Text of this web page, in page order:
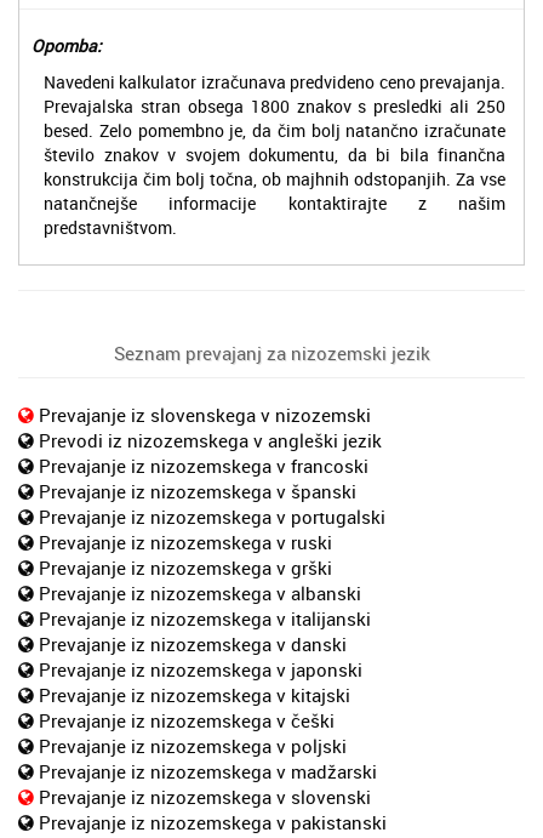
Opomba:
Navedeni kalkulator izračunava predvideno ceno prevajanja.
Prevajalska stran obsega 1800 znakov s presledki ali 250
besed. Zelo pomembno je, da čim bolj natančno izračunate
število znakov v svojem dokumentu, da bi bila finančna
konstrukcija čim bolj točna, ob majhnih odstopanjih. Za vse
natančnejše informacije kontaktirajte z našim
predstavništvom.
Seznam prevajanj za nizozemski jezik
Prevajanje iz slovenskega v nizozemski
Prevodi iz nizozemskega v angleški jezik
Prevajanje iz nizozemskega v francoski
Prevajanje iz nizozemskega v španski
Prevajanje iz nizozemskega v portugalski
Prevajanje iz nizozemskega v ruski
Prevajanje iz nizozemskega v grški
Prevajanje iz nizozemskega v albanski
Prevajanje iz nizozemskega v italijanski
Prevajanje iz nizozemskega v danski
Prevajanje iz nizozemskega v japonski
Prevajanje iz nizozemskega v kitajski
Prevajanje iz nizozemskega v češki
Prevajanje iz nizozemskega v poljski
Prevajanje iz nizozemskega v madžarski
Prevajanje iz nizozemskega v slovenski
Prevajanje iz nizozemskega v pakistanski